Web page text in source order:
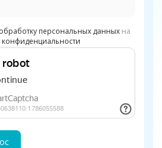
персональных данных на
конфиденциальности